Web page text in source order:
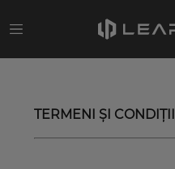
TERMENI ȘI CONDIȚII